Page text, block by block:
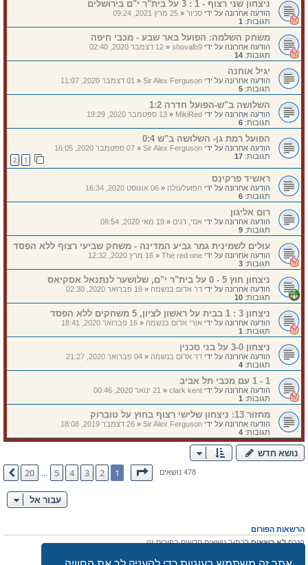
ניצחון שני רצוף - 1 : 3 על בית"ר י"ם בירושלים
הודעה אחרונה על ידי סניור«25 מרץ 2021, 09:24
תגובות: 1
משחק השלמה: הפועל באר שבע - מכבי חיפה
הודעה אחרונה על ידי shovalb9
«12 דצמבר 2020, 02:40
תגובות: 14
יגיל אוחנה
הודעה אחרונה על ידי Sir Alex Ferguson
«01 דצמבר 2020, 11:07
תגובות: 5
השלושה ב"ש-הפועל חדרה 1:2
הודעה אחרונה על ידי MikiRed
«13 ספטמבר 2020, 19:29
תגובות: 6
הפועל רמת גן- השלושה ב"ש 0:4
הודעה אחרונה על ידי Sir Alex Ferguson
«07 ספטמבר 2020, 16:05
תגובות: 17
2
ראשיד פרקינס
הודעה אחרונה על ידי הפועלעולה«06 אוגוסט 2020, 16:34
תגובות: 6
רום אליגון
הודעה אחרונה על ידי אסי, דגים«19 מאי 2020, 08:54
תגובות: 9
עולים לשמינית גמר גביע המדינה - משחק שביעי רצוף ללא הפסד
הודעה אחרונה על ידי The red one
«16 מרץ 2020, 12:32
תגובות: 3
ניצחון חוץ 5 - 0 על בית"ר י"ם, שלושער לנתנאל אסקיאס
הודעה אחרונה על ידי דר אדום בנשמה«19 פברואר 2020, 02:30
תגובות: 10
ניצחון 3 : 1 בבית על ראשון לציון, 5 משחקים ללא הפסד
הודעה אחרונה על ידי אורי אדום בנשמה«16 פברואר 2020, 18:41
תגובות: 1
ניצחון 3-0 על בני סכנין
הודעה אחרונה על ידי דר אדום בנשמה«04 פברואר 2020, 21:27
תגובות: 4
1 - 1 עם מכבי תל אביב
הודעה אחרונה על ידי clark kent
«21 ינואר 2020, 00:46
תגובות: 1
מחזור 13: ניצחון שלישי רצוף בחוץ על טוברוק
הודעה אחרונה על ידי Sir Alex Ferguson
«26 דצמבר 2019, 18:08
תגובות: 4
נושא חדש
478 נושאיםדף1מתוך20
1
2
3
4
5
…
20 הבא
עבור אל
הרשאות הפורום
הנכםלא רשאיםלכתוב נושאים חדשים בפורום זה
הנכםלא רשאיםלערוך את ההודעות שלך בפורום זה